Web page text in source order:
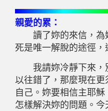
親愛的累：
讀了妳的來信，
死是唯一解脫的途徑，
我請妳冷靜下來，
以往錯了，那麼現在
自己。妳要相信主耶
怎樣解決妳的問題。